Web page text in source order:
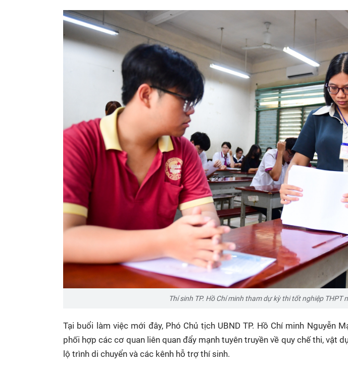
Thí sinh TP. Hồ Chí minh tham dự kỳ thi tốt nghiệp THPT
Tại buổi làm việc mới đây, Phó Chủ tịch UBNDTP. Hồ Chí minh Nguyễn
phối hợp các cơ quan liên quan đẩy mạnh tuyên truyền về quy chế thi, vật
lộ trình di chuyển và các kênh hỗ trợ thí sinh.